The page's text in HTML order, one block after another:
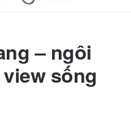
– ngôi
sống